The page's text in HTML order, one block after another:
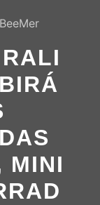
BeeMer
MINI